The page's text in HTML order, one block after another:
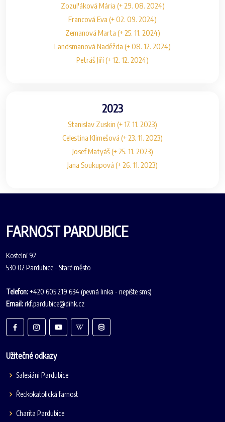
Zozul'áková Mária (+ 29. 08. 2024)
Francová Eva (+ 02. 09. 2024)
Zemanová Marta (+ 25. 11. 2024)
Landsmanová Naděžda (+ 08. 12. 2024)
Petráš Jiří (+ 12. 12. 2024)
2023
Stanislav Zuskin (+ 17. 11. 2023)
Celestina Klimešová (+ 23. 11. 2023)
Josef Matyáš (+ 25. 11. 2023)
Jana Soukupová (+ 26. 11. 2023)
FARNOST PARDUBICE
Kostelní 92
530 02 Pardubice - Staré město
Telefon:+420 605 219 634 (pevná linka - nepište sms)
Email:rkf.pardubice@dihk.cz
Užitečné odkazy
Salesiáni Pardubice
Řeckokatolická farnost
Charita Pardubice